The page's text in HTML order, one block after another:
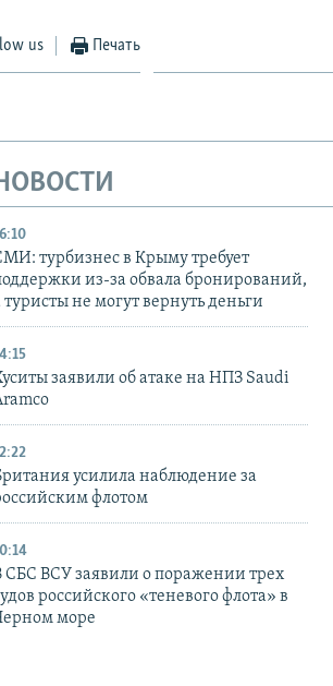
us Печать
турбизнес в Крыму требует
из-за обвала бронирований,
туристы не могут вернуть деньги
заявили об атаке на НПЗ Saudi
усилила наблюдение за
флотом
СБС ВСУ заявили о поражении трех
российского «теневого флота» в
море